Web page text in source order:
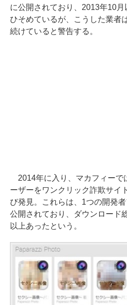
に公開されており、2013年10
ひそめているが、こうした業者
続けていると警告する。
2014年に入り、マカフィーで
ーザーをワンクリック詐欺サイ
び発見。これらは、1つの開発
公開されており、ダウンロード
以上あったという。